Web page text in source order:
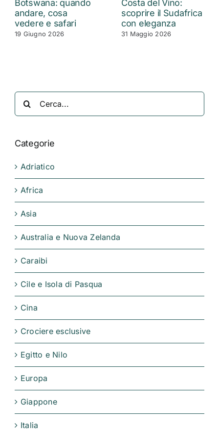
Botswana: quando
andare, cosa
vedere e safari
19 Giugno 2026
Costa del Vino:
scoprire il Sudafrica
con eleganza
31 Maggio 2026
Categorie
Adriatico
Africa
Asia
Australia e Nuova Zelanda
Caraibi
Cile e Isola di Pasqua
Cina
Crociere esclusive
Egitto e Nilo
Europa
Giappone
Italia